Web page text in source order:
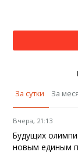
За сутки
За
Вчера, 21:13
Будущих
новым единым